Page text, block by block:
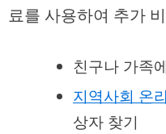
료를 사용하여 추가
친구나 가족
지역사회 온
상자 찾기